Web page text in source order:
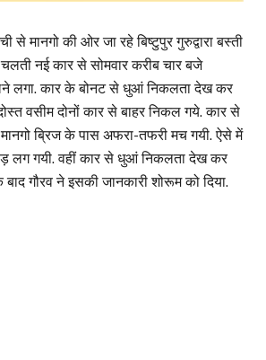
से मानगो की ओर जा रहे बिष्टुपुर गुरुद्वारा बस्ती
नई कार से सोमवार करीब चार बजे
लगा. कार के बोनट से धुआं निकलता देख कर
वसीम दोनों कार से बाहर निकल गये. कार से
ब्रिज के पास अफरा-तफरी मच गयी. ऐसे में
लग गयी. वहीं कार से धुआं निकलता देख कर
गौरव ने इसकी जानकारी शोरूम को दिया.